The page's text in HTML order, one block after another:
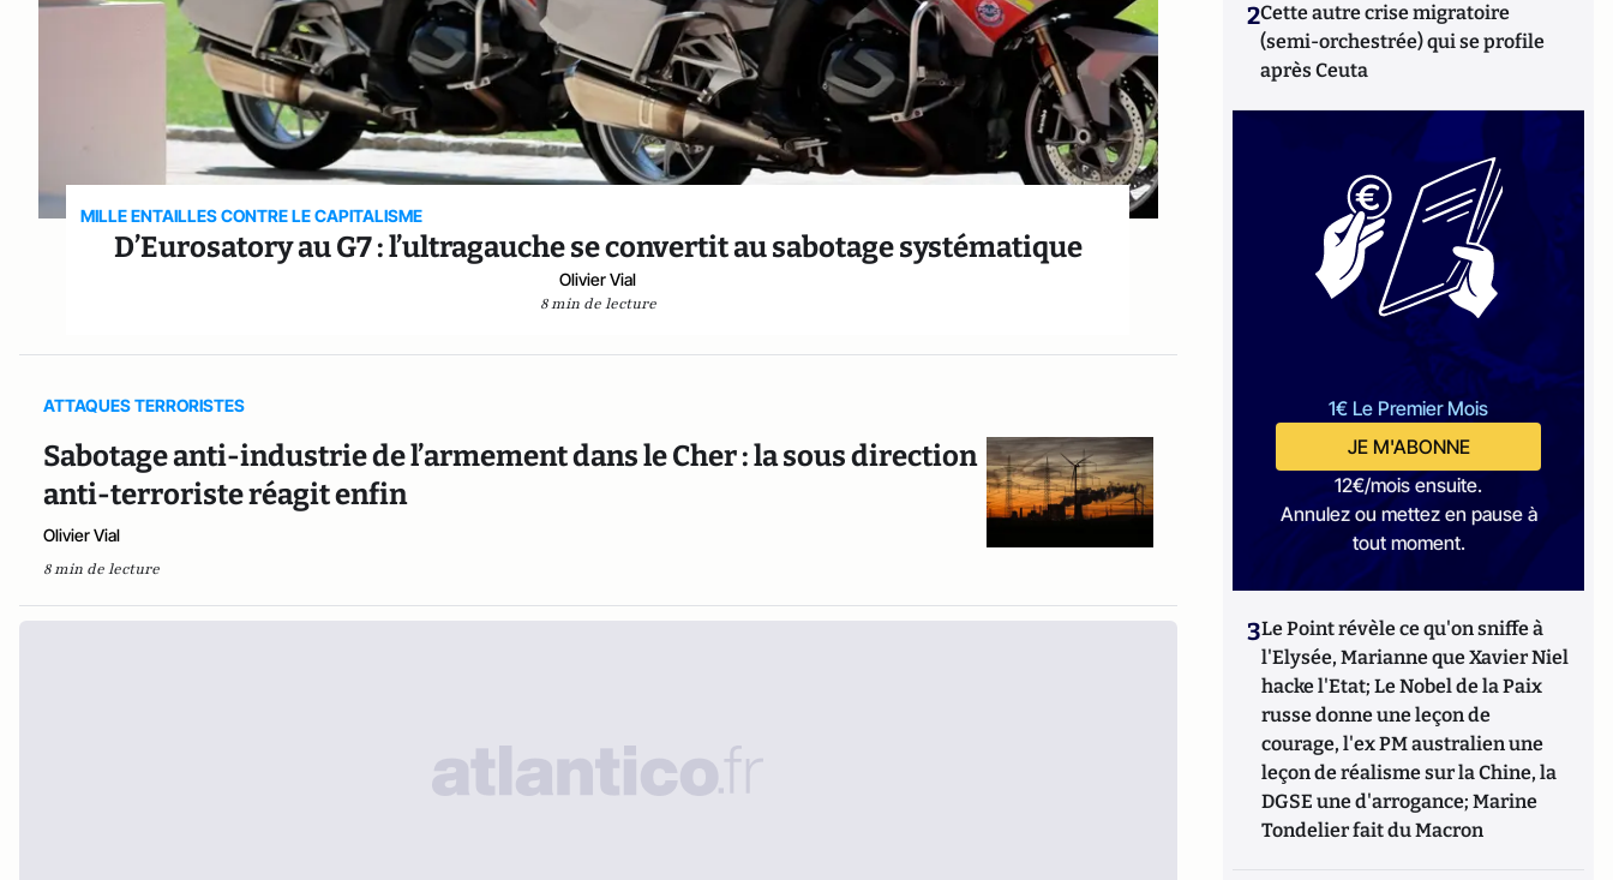
MILLE ENTAILLES CONTRE LE CAPITALISME
D’Eurosatory au G7 : l’ultragauche se convertit au sabotage systématique
Olivier Vial
8 min de lecture
ATTAQUES TERRORISTES
Sabotage anti-industrie de l’armement dans le Cher : la sous direction
anti-terroriste réagit enfin
Olivier Vial
8 min de lecture
2Cette autre crise migratoire
(semi-orchestrée) qui se profile
après Ceuta
1€ Le Premier Mois
JE M'ABONNE
12€/mois ensuite.
Annulez ou mettez en pause à
tout moment.
3Le Point révèle ce qu'on sniffe à
l'Elysée, Marianne que Xavier Niel
hacke l'Etat; Le Nobel de la Paix
russe donne une leçon de
courage, l'ex PM australien une
leçon de réalisme sur la Chine, la
DGSE une d'arrogance; Marine
Tondelier fait du Macron